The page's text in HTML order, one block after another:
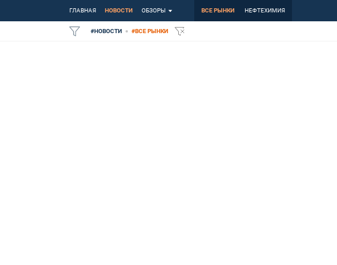
ГЛАВНАЯ НОВОСТИ ОБЗОРЫ ВСЕ РЫНКИ НЕФТЕХИМИЯ
#НОВОСТИ #ВСЕ РЫНКИ